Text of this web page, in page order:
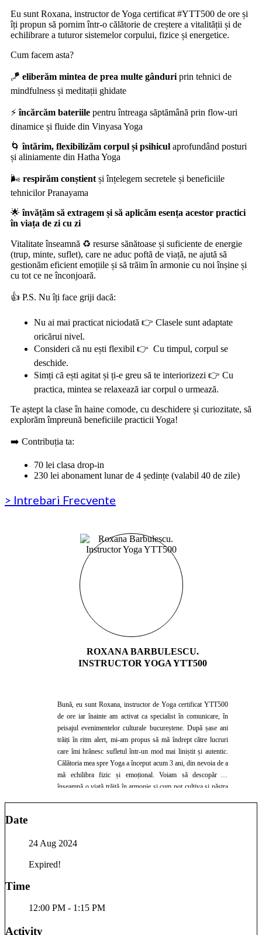
Eu sunt Roxana, instructor de Yoga certificat #YTT500 de ore și
îți propun să pornim într-o călătorie de creștere a vitalității și de
echilibrare a tuturor sistemelor corpului, fizice și energetice.
Cum facem asta?
🪁 eliberăm mintea de prea multe gânduri prin tehnici de
mindfulness și meditații ghidate
⚡️încărcăm bateriile pentru întreaga săptămână prin flow-uri
dinamice și fluide din Vinyasa Yoga
🌀întărim, flexibilizăm corpul și psihicul aprofundând posturi
și aliniamente din Hatha Yoga
🌬️ respirăm conștient și înțelegem secretele și beneficiile
tehnicilor Pranayama
🌟învățăm să extragem și să aplicăm esența acestor practici
în viața de zi cu zi
Vitalitate înseamnă ♻️ resurse sănătoase și suficiente de energie
(trup, minte, suflet), care ne aduc poftă de viață, ne ajută să
gestionăm eficient emoțiile și să trăim în armonie cu noi înșine și
cu tot ce ne înconjoară.
👍 P.S. Nu îți face griji dacă:
Nu ai mai practicat niciodată 👉 Clasele sunt adaptate
oricărui nivel.
Consideri că nu ești flexibil 👉 Cu timpul, corpul se
deschide.
Simți că ești agitat și ți-e greu să te interiorizezi 👉 Cu
practica, mintea se relaxează iar corpul o urmează.
Te aștept la clase în haine comode, cu deschidere și curiozitate, să
explorăm împreună beneficiile practicii Yoga!
➡️ Contribuția ta:
70 lei clasa drop-in
230 lei abonament lunar de 4 ședințe (valabil 40 de zile)
> Intrebari Frecvente
ROXANA BARBULESCU.
INSTRUCTOR YOGA YTT500
Bună, eu sunt Roxana, instructor de Yoga certificat YTT500
de ore iar înainte am activat ca specialist în comunicare, în
peisajul evenimentelor culturale bucureștene. După șase ani
trăiți în ritm alert, mi-am propus să mă îndrept către lucruri
care îmi hrănesc sufletul într-un mod mai liniștit și autentic.
Călătoria mea spre Yoga a început acum 3 ani, din nevoia de a
mă echilibra fizic și emoțional. Voiam să descopăr ce
înseamnă o viață trăită în armonie și cum pot cultiva și păstra
departe ce am experimentat pe pielea mea: e chiar fain să fii
De aici a apărut și ideea unei comunități on și offline: Peaceful
de predare, am simțit să aprofundez mai mult, așa că anul
Date
24 Aug 2024
Expired!
Time
12:00 PM - 1:15 PM
Activity